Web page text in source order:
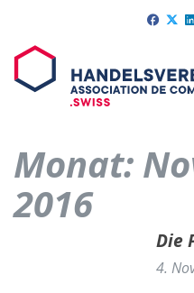
Monat:
2016
Die
4.